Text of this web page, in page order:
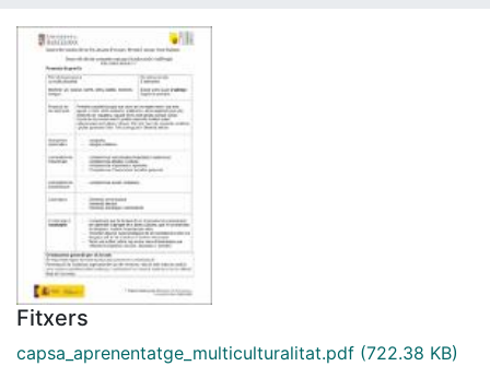
Fitxers
capsa_aprenentatge_multiculturalitat.pdf (722.38 KB)